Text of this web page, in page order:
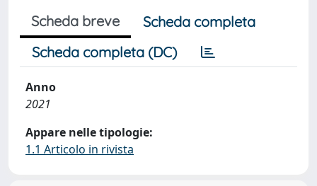
Scheda breve
Scheda completa
Scheda completa (DC)
Anno
2021
Appare nelle tipologie:
1.1 Articolo in rivista